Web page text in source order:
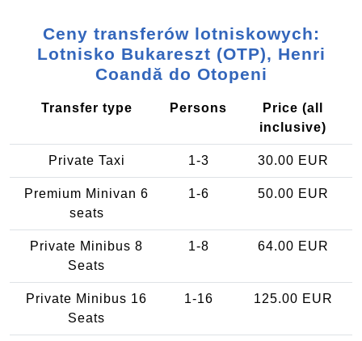
Ceny transferów lotniskowych:
Lotnisko Bukareszt (OTP), Henri
Coandă do Otopeni
Transfer type Persons
Price (all
inclusive)
Private Taxi 1-3 30.00 EUR
Premium Minivan 6
seats
1-6 50.00 EUR
Private Minibus 8
Seats
1-8 64.00 EUR
Private Minibus 16
Seats
1-16 125.00 EUR